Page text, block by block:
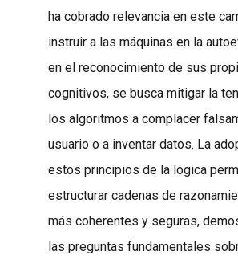
ha cobrado relevancia en este
instruir a las máquinas en la
en el reconocimiento de sus
cognitivos, se busca mitigar la
los algoritmos a complacer
usuario o a inventar datos. La
estos principios de la lógica
estructurar cadenas de
más coherentes y seguras,
las preguntas fundamentales